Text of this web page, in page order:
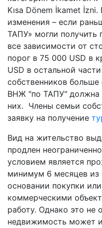
Kısa Dönem İkamet
изменения – если
ТАПУ» могли получить
все зависимости от
порог в 75 000 USD в
USD в остальной
собственников
ВНЖ "по ТАПУ" должна
них. Члены семьи
заявку на получение
Вид на жительство
продлен
условием является
минимум 6 месяцев
основании покупки
коммерческими
работу. Однако это не
недвижимость может